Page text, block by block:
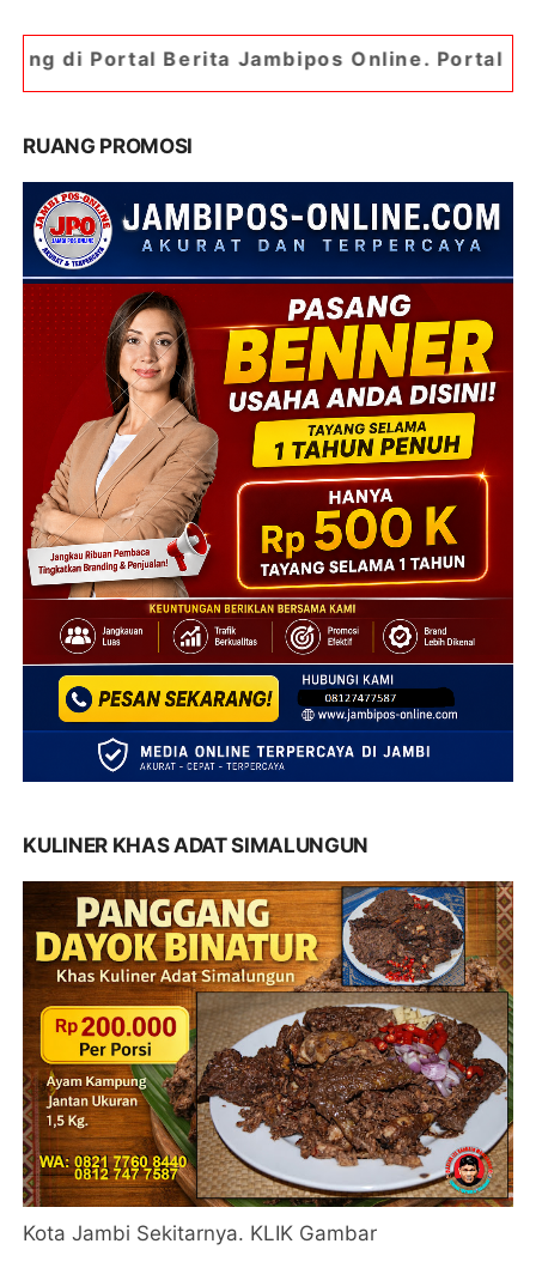
Jambipos Online. Portal Berita Paling Jambi
RUANG PROMOSI
KULINER KHAS ADAT SIMALUNGUN
Kota Jambi Sekitarnya. KLIK Gambar